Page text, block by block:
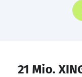
21 Mio.